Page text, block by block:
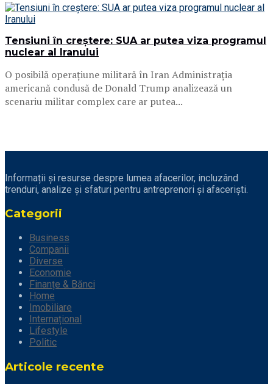
Tensiuni în creștere: SUA ar putea viza programul
nuclear al Iranului
O posibilă operațiune militară în Iran Administrația
americană condusă de Donald Trump analizează un
scenariu militar complex care ar putea...
Informații și resurse despre lumea afacerilor, incluzând
trenduri, analize și sfaturi pentru antreprenori și afaceriști.
Categorii
Business
Companii
Diverse
Economie
Finanțe & Bănci
Home
Imobiliare
Internațional
Lifestyle
Politic
Articole recente